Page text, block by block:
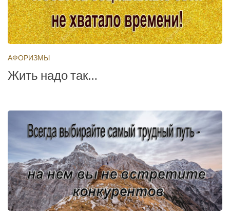
АФОРИЗМЫ
Жить надо так…